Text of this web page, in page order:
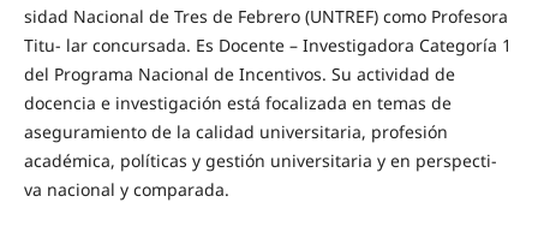
sidad Nacional de Tres de Febrero (UNTREF) como Profesora
Titu- lar concursada. Es Docente – Investigadora Categoría 1
del Programa Nacional de Incentivos. Su actividad de
docencia e investigación está focalizada en temas de
aseguramiento de la calidad universitaria, profesión
académica, políticas y gestión universitaria y en perspecti-
va nacional y comparada.